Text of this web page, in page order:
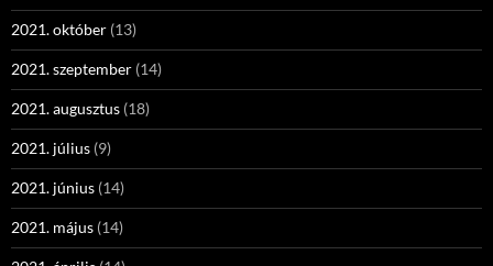
2021. október (13)
2021. szeptember (14)
2021. augusztus (18)
2021. július (9)
2021. június (14)
2021. május (14)